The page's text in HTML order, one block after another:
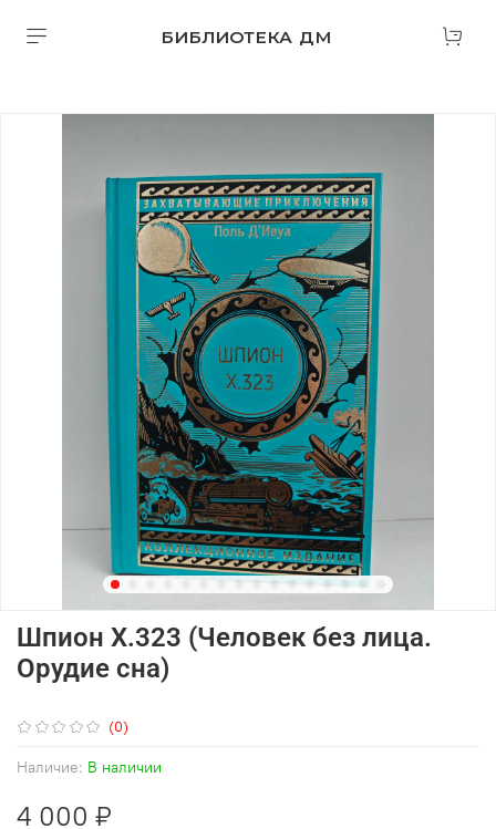
БИБЛИОТЕКА ДМ
(0)
Наличие: В наличии
Шпион Х.323 (Человек без лица.
Орудие сна)
4 000 ₽